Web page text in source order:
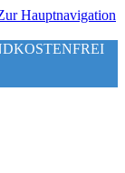
Hauptnavigation